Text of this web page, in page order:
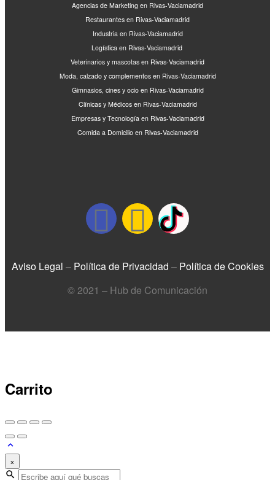
Agencias de Marketing en Rivas-Vaciamadrid
Restaurantes en Rivas-Vaciamadrid
Industria en Rivas-Vaciamadrid
Logística en Rivas-Vaciamadrid
Veterinarios y mascotas en Rivas-Vaciamadrid
Moda, calzado y complementos en Rivas-Vaciamadrid
Gimnasios, cines y ocio en Rivas-Vaciamadrid
Clínicas y Médicos en Rivas-Vaciamadrid
Empresas y Tecnología en Rivas-Vaciamadrid
Comida a Domicilio en Rivas-Vaciamadrid
Aviso Legal – Política de Privacidad – Política de Cookies
© 2021 – Hub de Comunicación
Carrito
×